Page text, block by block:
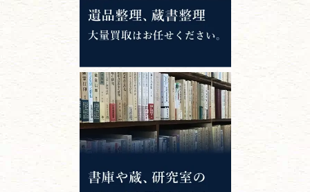
専門書・ 学術書
哲学書・思想書
心理学・倫理学
仏教書
神道・神社仏閣
イスラム教